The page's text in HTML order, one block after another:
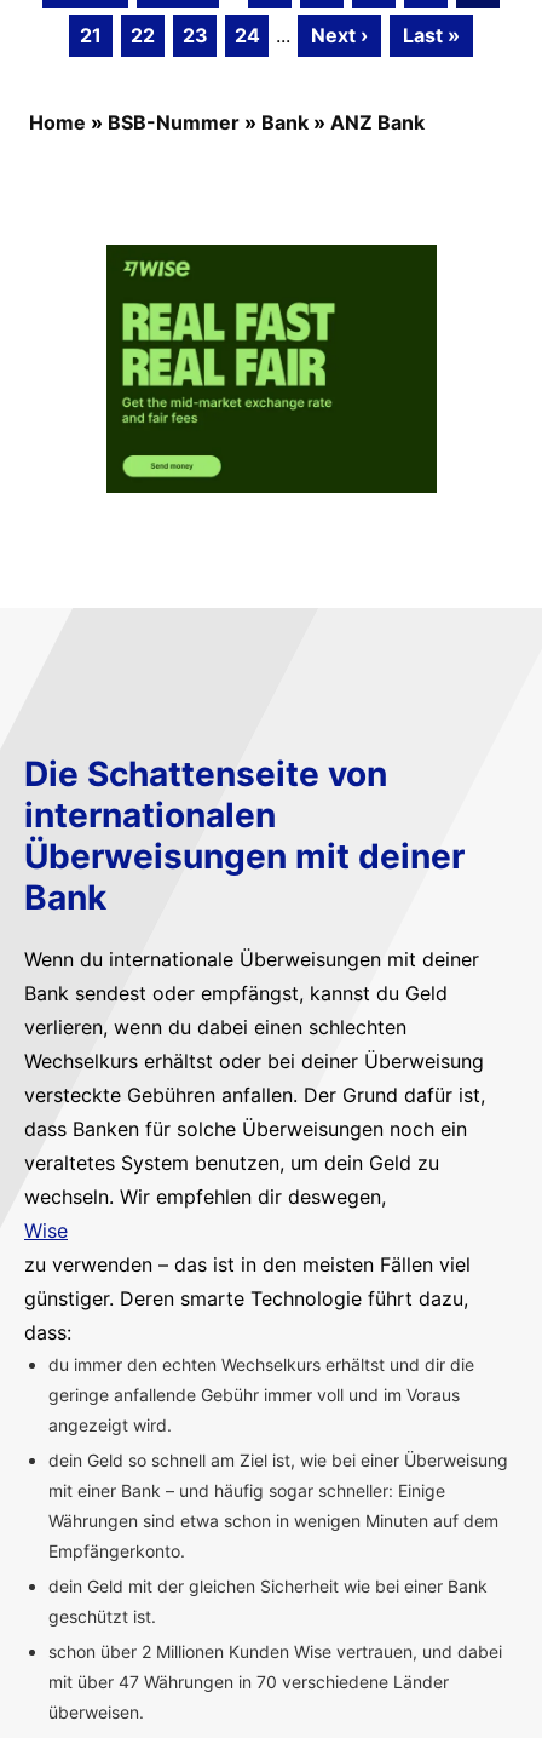
21
22 23 24 ... Next › Last »
Home » BSB-Nummer » Bank » ANZ Bank
Die Schattenseite von
internationalen
Überweisungen mit deiner
Bank
Wenn du internationale Überweisungen mit deiner
Bank sendest oder empfängst, kannst du Geld
verlieren, wenn du dabei einen schlechten
Wechselkurs erhältst oder bei deiner Überweisung
versteckte Gebühren anfallen. Der Grund dafür ist,
dass Banken für solche Überweisungen noch ein
veraltetes System benutzen, um dein Geld zu
wechseln. Wir empfehlen dir deswegen,
Wise
zu verwenden – das ist in den meisten Fällen viel
günstiger. Deren smarte Technologie führt dazu,
dass:
du immer den echten Wechselkurs erhältst und dir die
geringe anfallende Gebühr immer voll und im Voraus
angezeigt wird.
dein Geld so schnell am Ziel ist, wie bei einer Überweisung
mit einer Bank – und häufig sogar schneller: Einige
Währungen sind etwa schon in wenigen Minuten auf dem
Empfängerkonto.
dein Geld mit der gleichen Sicherheit wie bei einer Bank
geschützt ist.
schon über 2 Millionen Kunden Wise vertrauen, und dabei
mit über 47 Währungen in 70 verschiedene Länder
überweisen.